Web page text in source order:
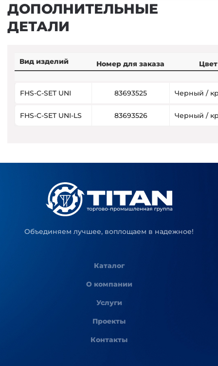
ДОПОЛНИТЕЛЬНЫЕ
ДЕТАЛИ
Вид изделий Номер для заказа Цвет
FHS-C-SET UNI 83693525 Черный /
FHS-C-SET UNI-LS 83693526 Черный /
Объединяем лучшее, воплощаем в надежное!
Каталог
О компании
Услуги
Проекты
Контакты